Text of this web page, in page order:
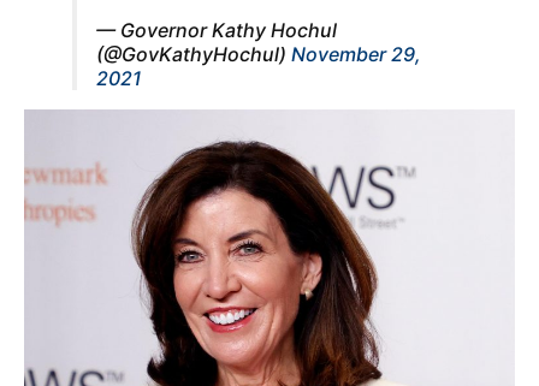
— Governor Kathy Hochul
(@GovKathyHochul) November 29,
2021